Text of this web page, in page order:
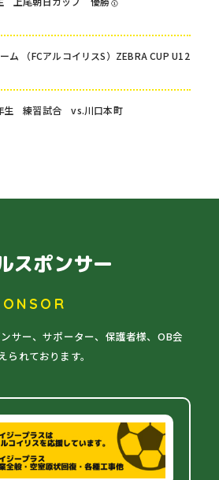
ム （FCアルコイリスS）ZEBRA CUP U12
生 練習試合 vs.川口本町
スポンサー
サー、サポーター、保護者様、OB会
られております。